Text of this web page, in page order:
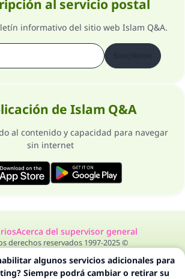
al servicio postal
informativo del sitio web Islam Q&A.
de Islam Q&A
al contenido y capacidad para navegar
sin internet
Acerca del supervisor general
derechos reservados 1997-2025 ©
algunos servicios adicionales para
Siempre podrá cambiar o retirar su